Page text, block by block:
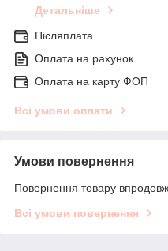
Детальніше
Післяплата
Оплата на рахунок
Оплата на карту ФОП
Всі умови оплати
Умови повернення
Повернення товару
Всі умови повернення